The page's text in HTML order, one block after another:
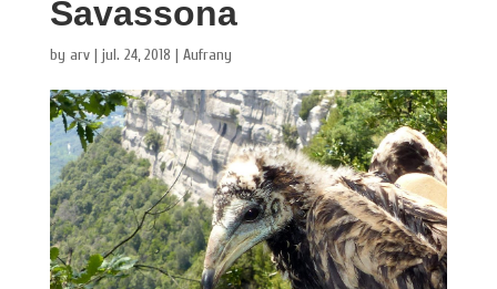
Savassona
by arv| jul. 24, 2018 | Aufrany